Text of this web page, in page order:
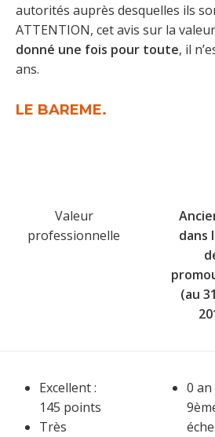
autorités auprès desquelles ils
ATTENTION, cet avis sur la
donné une fois pour toute, il
ans.
LE BAREME.
Valeur
professionnelle
dans
(au
Excellent :
145 points
Très
0 an